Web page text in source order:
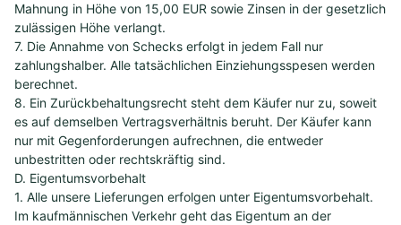
Mahnung in Höhe von 15,00 EUR sowie Zinsen in der gesetzlich
zulässigen Höhe verlangt.
7. Die Annahme von Schecks erfolgt in jedem Fall nur
zahlungshalber. Alle tatsächlichen Einziehungsspesen werden
berechnet.
8. Ein Zurückbehaltungsrecht steht dem Käufer nur zu, soweit
es auf demselben Vertragsverhältnis beruht. Der Käufer kann
nur mit Gegenforderungen aufrechnen, die entweder
unbestritten oder rechtskräftig sind.
D. Eigentumsvorbehalt
1. Alle unsere Lieferungen erfolgen unter Eigentumsvorbehalt.
Im kaufmännischen Verkehr geht das Eigentum an der